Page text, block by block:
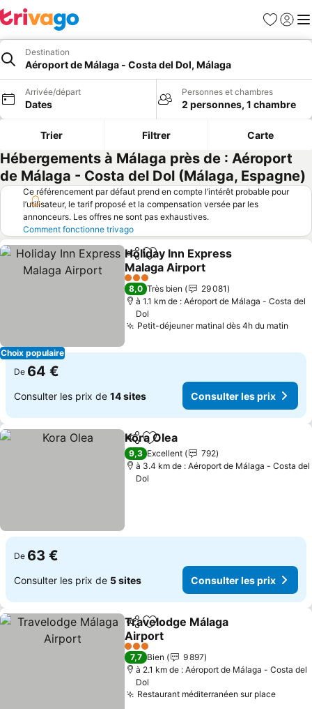
Favoris
Se
Destination
Aéroport de Málaga - Costa del Dol, Málaga
Arrivée/départ
Dates
Personnes et chambres
2 personnes, 1 chambre
Trier Filtrer Carte
Hébergements à Málaga près de : Aéroport
de Málaga - Costa del Dol (Málaga, Espagne)
Ce référencement par défaut prend en compte l’intérêt probable pour
l’utilisateur, le tarif proposé et la compensation versée par les
annonceurs. Les offres ne sont pas exhaustives.
Comment fonctionne trivago
Choix populaire
PartagerAjouter à mes favoris
Holiday Inn Express
Malaga Airport
3 Étoiles
8,0 Très bien
29 081
à 1.1 km de : Aéroport de Málaga - Costa del
Dol
Petit-déjeuner matinal dès 4h du matin
De 64 €
Consulter les prix de 14 sites Consulter les prix
PartagerAjouter à mes favoris
Kora Olea
9,3 Excellent
792
à 3.4 km de : Aéroport de Málaga - Costa del
Dol
De 63 €
Consulter les prix de 5 sites Consulter les prix
PartagerAjouter à mes favoris
Travelodge Málaga
Airport
3 Étoiles
7,7 Bien
9 897
à 2.1 km de : Aéroport de Málaga - Costa del
Dol
Restaurant méditerranéen sur place